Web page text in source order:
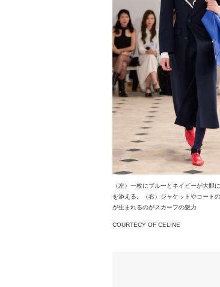
（左）一枚にブルーとネイビーが大
を添える。（右）ジャケットやコート
が生まれるのがスカーフの魅力
COURTECY OF CELINE